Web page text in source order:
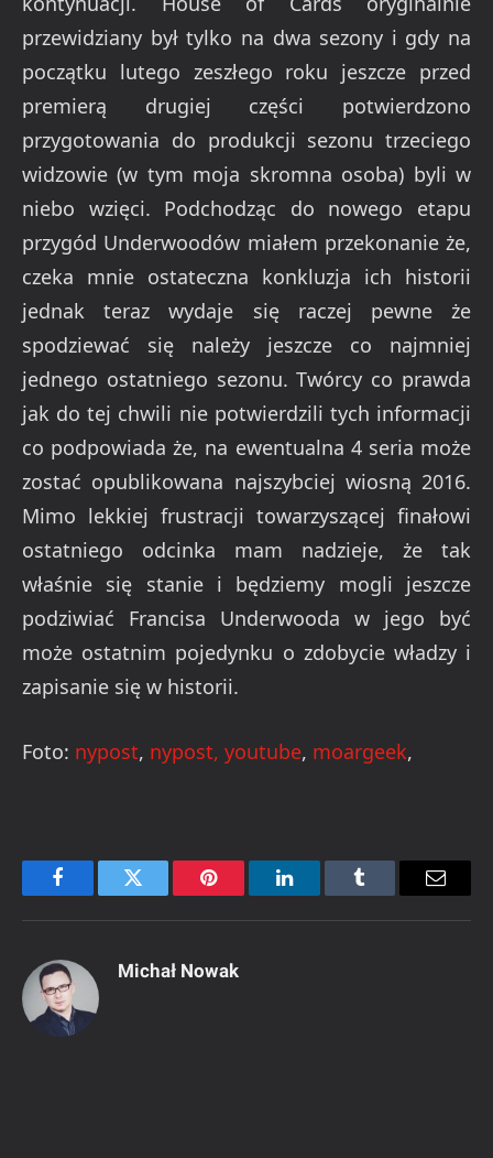
przewidziany był tylko na dwa sezony i gdy na
początku lutego zeszłego roku jeszcze przed
premierą drugiej części potwierdzono
przygotowania do produkcji sezonu trzeciego
widzowie (w tym moja skromna osoba) byli w
niebo wzięci. Podchodząc do nowego etapu
przygód Underwoodów miałem przekonanie że,
czeka mnie ostateczna konkluzja ich historii
jednak teraz wydaje się raczej pewne że
spodziewać się należy jeszcze co najmniej
jednego ostatniego sezonu. Twórcy co prawda
jak do tej chwili nie potwierdzili tych informacji
co podpowiada że, na ewentualna 4 seria może
zostać opublikowana najszybciej wiosną 2016.
Mimo lekkiej frustracji towarzyszącej finałowi
ostatniego odcinka mam nadzieje, że tak
właśnie się stanie i będziemy mogli jeszcze
podziwiać Francisa Underwooda w jego być
może ostatnim pojedynku o zdobycie władzy i
zapisanie się w historii.
Foto: nypost, nypost, youtube, moargeek,
FacebookTwitter Pinterest LinkedInTumblr Email
Michał Nowak